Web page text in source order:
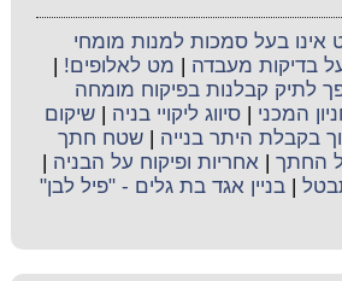
בעל סמכות למנות מומחי
בדיקות מעבדה
מט לאלופים!
לתיק קבלנות בפיקוח מומחה
המכני |סיווג ליקויי בניה |שיקום
בקבלת היתר בנייה |שטח חתך
החתך |אחריות ופיקוח על הבניה
|בניין אגד בת גלים - "פיל לבן"